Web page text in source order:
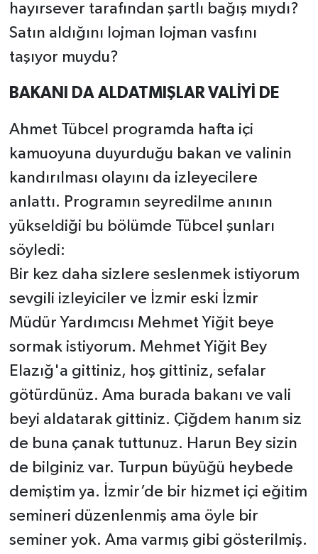
hayırsever tarafından şartlı bağış mıydı?
Satın aldığını lojman lojman vasfını
taşıyor muydu?
BAKANI DA ALDATMIŞLAR VALİYİ DE
Ahmet Tübcel programda hafta içi
kamuoyuna duyurduğu bakan ve valinin
kandırılması olayını da izleyecilere
anlattı. Programın seyredilme anının
yükseldiği bu bölümde Tübcel şunları
söyledi:
Bir kez daha sizlere seslenmek istiyorum
sevgili izleyiciler ve İzmir eski İzmir
Müdür Yardımcısı Mehmet Yiğit beye
sormak istiyorum. Mehmet Yiğit Bey
Elazığ'a gittiniz, hoş gittiniz, sefalar
götürdünüz. Ama burada bakanı ve vali
beyi aldatarak gittiniz. Çiğdem hanım siz
de buna çanak tuttunuz. Harun Bey sizin
de bilginiz var. Turpun büyüğü heybede
demiştim ya. İzmir’de bir hizmet içi eğitim
semineri düzenlenmiş ama öyle bir
seminer yok. Ama varmış gibi gösterilmiş.